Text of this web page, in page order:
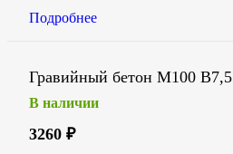
Подробнее
Гравийный бетон М100 В7,5
В наличии
3260 ₽